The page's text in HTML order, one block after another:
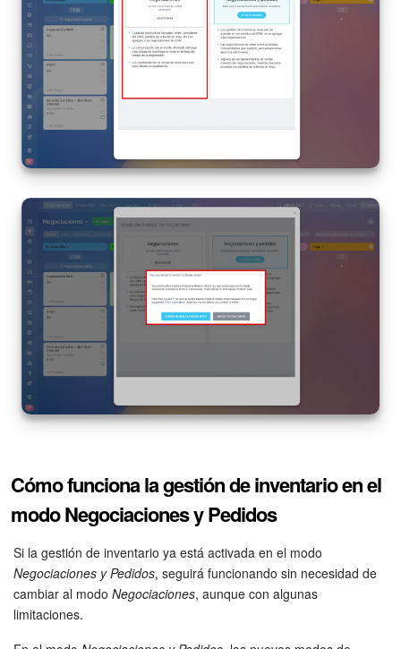
Gestión del inventario
Telefonía
Widget del empleado
Bitrix24 Messenger
Preguntas generales
Actualización de los artículos (archivo)
INICIAR SESIÓN
Cómo funciona la gestión de inventario en el
modo Negociaciones y Pedidos
Si la gestión de inventario ya está activada en el modo
Negociaciones y Pedidos, seguirá funcionando sin necesidad de
cambiar al modo Negociaciones, aunque con algunas
limitaciones.